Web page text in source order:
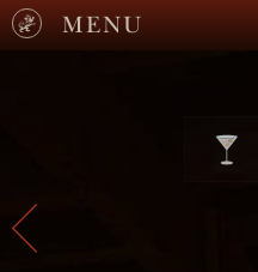
MENU